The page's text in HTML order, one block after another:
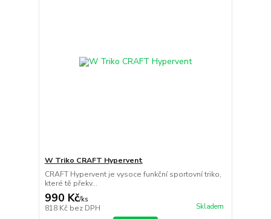
W Triko CRAFT Hypervent
CRAFT Hypervent je vysoce funkční sportovní triko,
které tě překv...
990 Kč/ks
818 Kč bez DPH Skladem